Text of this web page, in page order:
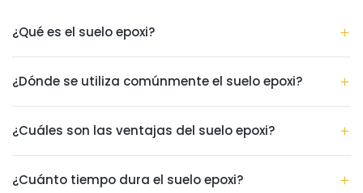
¿Qué es el suelo epoxi?
¿Dónde se utiliza comúnmente el suelo epoxi?
¿Cuáles son las ventajas del suelo epoxi?
¿Cuánto tiempo dura el suelo epoxi?